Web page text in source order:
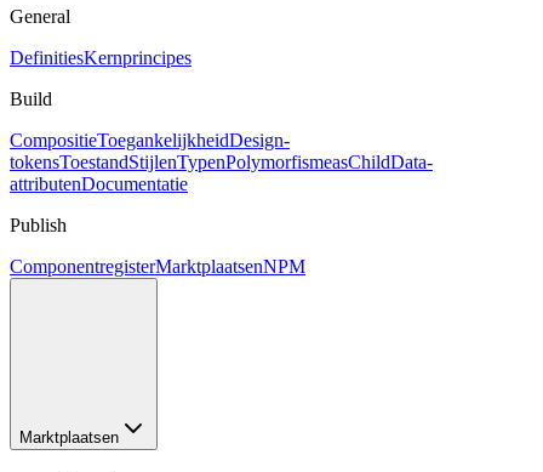
General
DefinitiesKernprincipes
Build
CompositieToegankelijkheidDesign-
tokensToestandStijlenTypenPolymorfismeasChildData-
attributenDocumentatie
Publish
ComponentregisterMarktplaatsenNPM
Marktplaatsen